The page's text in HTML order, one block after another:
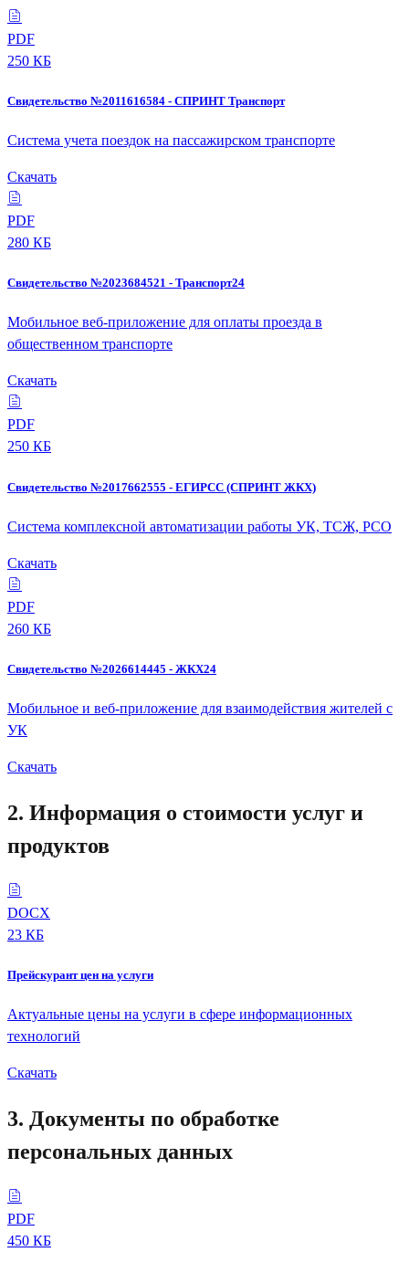
PDF
250 КБ
Свидетельство №2011616584 - СПРИНТ Транспорт
Система учета поездок на пассажирском транспорте
Скачать
PDF
280 КБ
Свидетельство №2023684521 - Транспорт24
Мобильное веб-приложение для оплаты проезда в
общественном транспорте
Скачать
PDF
250 КБ
Свидетельство №2017662555 - ЕГИРСС (СПРИНТ ЖКХ)
Система комплексной автоматизации работы УК, ТСЖ, РСО
Скачать
PDF
260 КБ
Свидетельство №2026614445 - ЖКХ24
Мобильное и веб-приложение для взаимодействия жителей с
УК
Скачать
2. Информация о стоимости услуг и
продуктов
DOCX
23 КБ
Прейскурант цен на услуги
Актуальные цены на услуги в сфере информационных
технологий
Скачать
3. Документы по обработке
персональных данных
PDF
450 КБ